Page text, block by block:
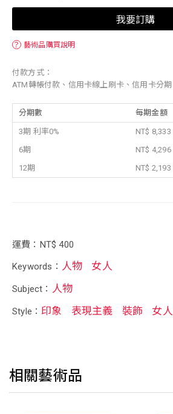
我要訂購
？ 藝術品購買說明
付款方式：
ATM轉帳付款、信用卡線上刷卡、信用卡分期
分期數 每期金額
3期 利率0%
NT$ 8,333
6期
NT$ 4,296
12期
NT$ 2,193
運費：NT$ 400
Keywords： 人物 女人
Subject： 人物
Style： 印象 表現主義 裝飾 女人
相關藝術品